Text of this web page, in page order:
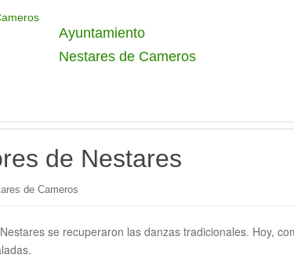
Ayuntamiento
Nestares de Cameros
de Nestares
de Cameros
se recuperaron las danzas tradicionales. Hoy,